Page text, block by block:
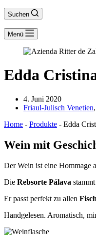
Suchen
Menü
Edda
4. Juni 2020
Friaul-Julisch Venetien,
Home - Produkte - Edda
Wein mit
Der Wein ist eine Hommage
Die Rebsorte Pálava
Er passt perfekt zu allen
Handgelesen. Aromatisch,